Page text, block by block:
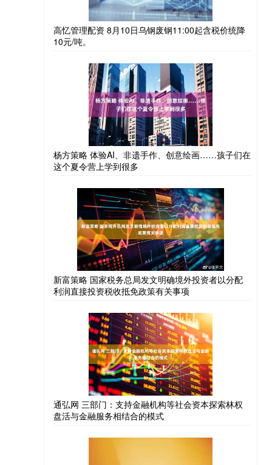
高忆管理配资 8月10日乌钢废钢11:00起含税价统降
10元/吨。
杨方策略 体验AI、非遗手作、创意绘画……孩子们在
这个夏令营上学到很多
新富策略 国家税务总局发文明确境外投资者以分配
利润直接投资税收抵免政策有关事项
通弘网 三部门：支持金融机构等社会资本探索林权
盘活与金融服务相结合的模式